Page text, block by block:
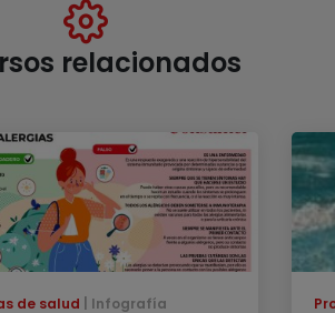
relacionados
de salud Infografía